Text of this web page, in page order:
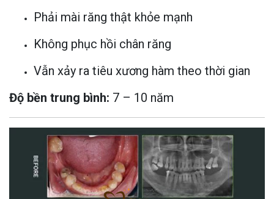
Phải mài răng thật khỏe mạnh
Không phục hồi chân răng
Vẫn xảy ra tiêu xương hàm theo thời gian
Độ bền trung bình: 7 – 10 năm